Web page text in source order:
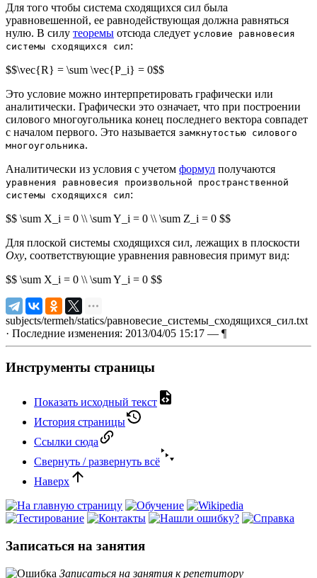
Для того чтобы система сходящихся сил была
уравновешенной, ее равнодействующая должна равняться
нулю. В силу теоремы отсюда следует условие равновесия
системы сходящихся сил:
$$\vec{R} = \sum \vec{P_i} = 0$$
Это условие можно интерпретировать графически или
аналитически. Графически это означает, что при построении
силового многоугольника конец последнего вектора совпадет
с началом первого. Это называется замкнутостью силового
многоугольника.
Аналитически из условия с учетом формул получаются
уравнения равновесия произвольной пространственной
системы сходящихся сил:
$$ \sum X_i = 0 \\ \sum Y_i = 0 \\ \sum Z_i = 0 $$
Для плоской системы сходящихся сил, лежащих в плоскости
Oxy, соответствующие уравнения равновесия примут вид:
$$ \sum X_i = 0 \\ \sum Y_i = 0 $$
subjects/termeh/statics/равновесие_системы_сходящихся_сил.txt
· Последние изменения: 2013/04/05 15:17 — ¶
Инструменты страницы
Показать исходный текст
История страницы
Ссылки сюда
Свернуть / развернуть всё
Наверх
Записаться на занятия
Записаться на занятия к репетитору